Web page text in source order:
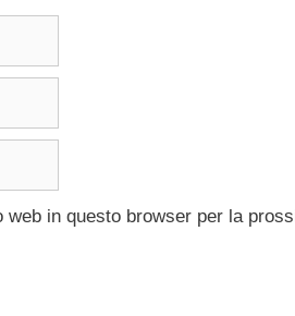
in questo browser per la